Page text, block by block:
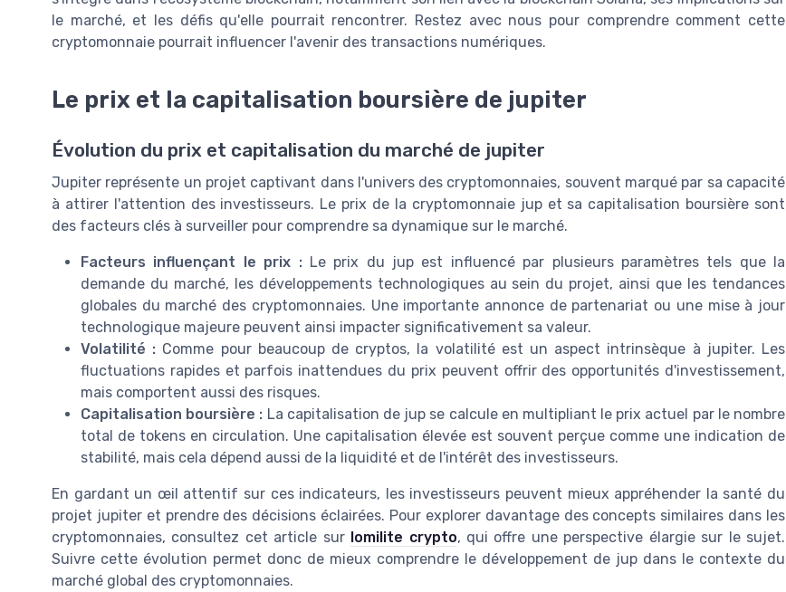
le marché, et les défis qu'elle pourrait rencontrer. Restez avec nous pour comprendre comment cette
cryptomonnaie pourrait influencer l'avenir des transactions numériques.
Le prix et la capitalisation boursière de jupiter
Évolution du prix et capitalisation du marché de jupiter
Jupiter représente un projet captivant dans l'univers des cryptomonnaies, souvent marqué par sa capacité
à attirer l'attention des investisseurs. Le prix de la cryptomonnaie jup et sa capitalisation boursière sont
des facteurs clés à surveiller pour comprendre sa dynamique sur le marché.
Facteurs influençant le prix :Le prix du jup est influencé par plusieurs paramètres tels que la
demande du marché, les développements technologiques au sein du projet, ainsi que les tendances
globales du marché des cryptomonnaies. Une importante annonce de partenariat ou une mise à jour
technologique majeure peuvent ainsi impacter significativement sa valeur.
Volatilité : Comme pour beaucoup de cryptos, la volatilité est un aspect intrinsèque à jupiter. Les
fluctuations rapides et parfois inattendues du prix peuvent offrir des opportunités d'investissement,
mais comportent aussi des risques.
Capitalisation boursière : La capitalisation de jup se calcule en multipliant le prix actuel par le nombre
total de tokens en circulation. Une capitalisation élevée est souvent perçue comme une indication de
stabilité, mais cela dépend aussi de la liquidité et de l'intérêt des investisseurs.
En gardant un œil attentif sur ces indicateurs, les investisseurs peuvent mieux appréhender la santé du
projet jupiter et prendre des décisions éclairées. Pour explorer davantage des concepts similaires dans les
cryptomonnaies, consultez cet article sur lomilite crypto, qui offre une perspective élargie sur le sujet.
Suivre cette évolution permet donc de mieux comprendre le développement de jup dans le contexte du
marché global des cryptomonnaies.